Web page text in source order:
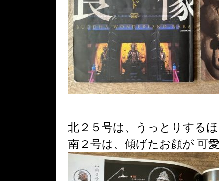
北２５号は、うっとりする
南２号は、傾げたお顔が 可